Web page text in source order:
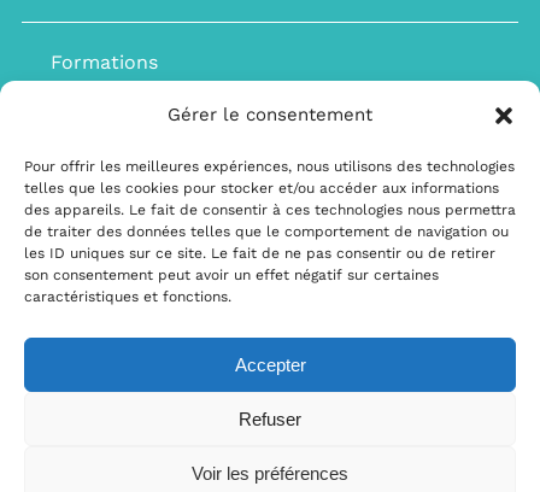
Gérer le consentement
Pour offrir les meilleures expériences, nous utilisons des technologies
telles que les cookies pour stocker et/ou accéder aux informations
des appareils. Le fait de consentir à ces technologies nous permettra
de traiter des données telles que le comportement de navigation ou
les ID uniques sur ce site. Le fait de ne pas consentir ou de retirer
son consentement peut avoir un effet négatif sur certaines
caractéristiques et fonctions.
Accepter
Refuser
Voir les préférences
Formations
Blog
Contact
Politique de cookies
confidentialité–Mentions légales–Conditions générales de vente